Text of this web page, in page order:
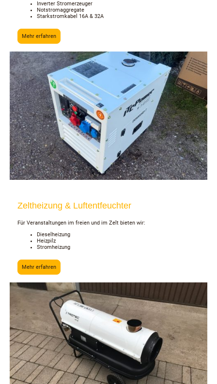
Inverter Stromerzeuger
Notstromaggregate
Starkstromkabel 16A & 32A
Mehr erfahren
Zeltheizung & Luftentfeuchter
Für Veranstaltungen im freien und im Zelt bieten wir:
Dieselheizung
Heizpilz
Stromheizung
Mehr erfahren